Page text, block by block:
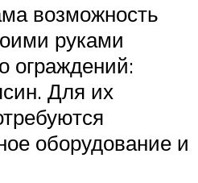
возможность
руками
ограждений:
Для их
оборудование и